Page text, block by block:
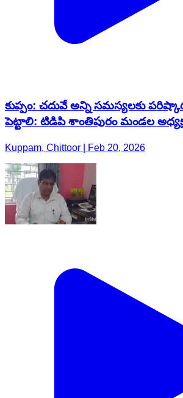
కుప్పం: చదువే అన్ని సమస్యలకు
పెట్టాలి: టిడిపి శాంతిపురం మండల
Kuppam, Chittoor | Feb 20, 2026